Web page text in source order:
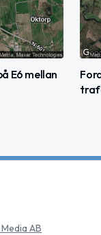
E6 mellan
AB